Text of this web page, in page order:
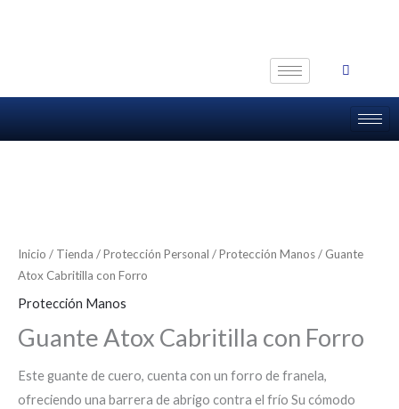
Inicio / Tienda /Protección Personal /Protección Manos/ Guante
Atox Cabritilla con Forro
Protección Manos
Guante Atox Cabritilla con Forro
Este guante de cuero, cuenta con un forro de franela,
ofreciendo una barrera de abrigo contra el frío Su cómodo